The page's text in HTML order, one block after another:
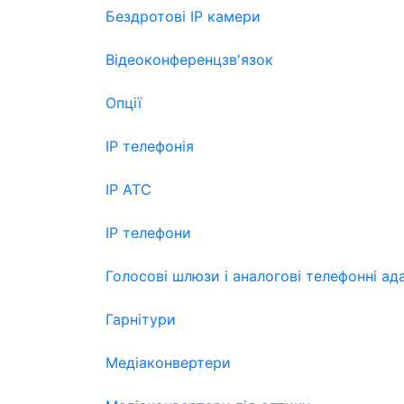
Бездротові IP камери
Відеоконференцзв'язок
Опції
IP телефонія
IP АТС
IP телефони
Голосові шлюзи і аналогові телефонні
Гарнітури
Медіаконвертери